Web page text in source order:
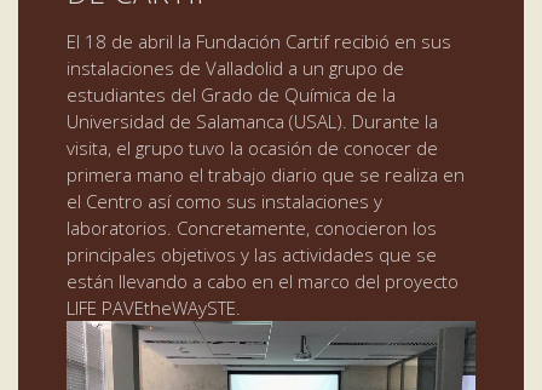
El 18 de abril la Fundación Cartif recibió en sus
instalaciones de Valladolid a un grupo de
estudiantes del Grado de Química de la
Universidad de Salamanca (USAL). Durante la
visita, el grupo tuvo la ocasión de conocer de
primera mano el trabajo diario que se realiza en
el Centro así como sus instalaciones y
laboratorios. Concretamente, conocieron los
principales objetivos y las actividades que se
están llevando a cabo en el marco del proyecto
LIFE PAVEtheWAySTE.